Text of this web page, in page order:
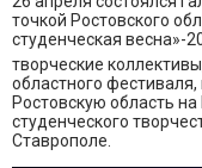
точкой Ростовского
студенческая весна»-
творческие
областного
Ростовскую область
студенческого
Ставрополе.